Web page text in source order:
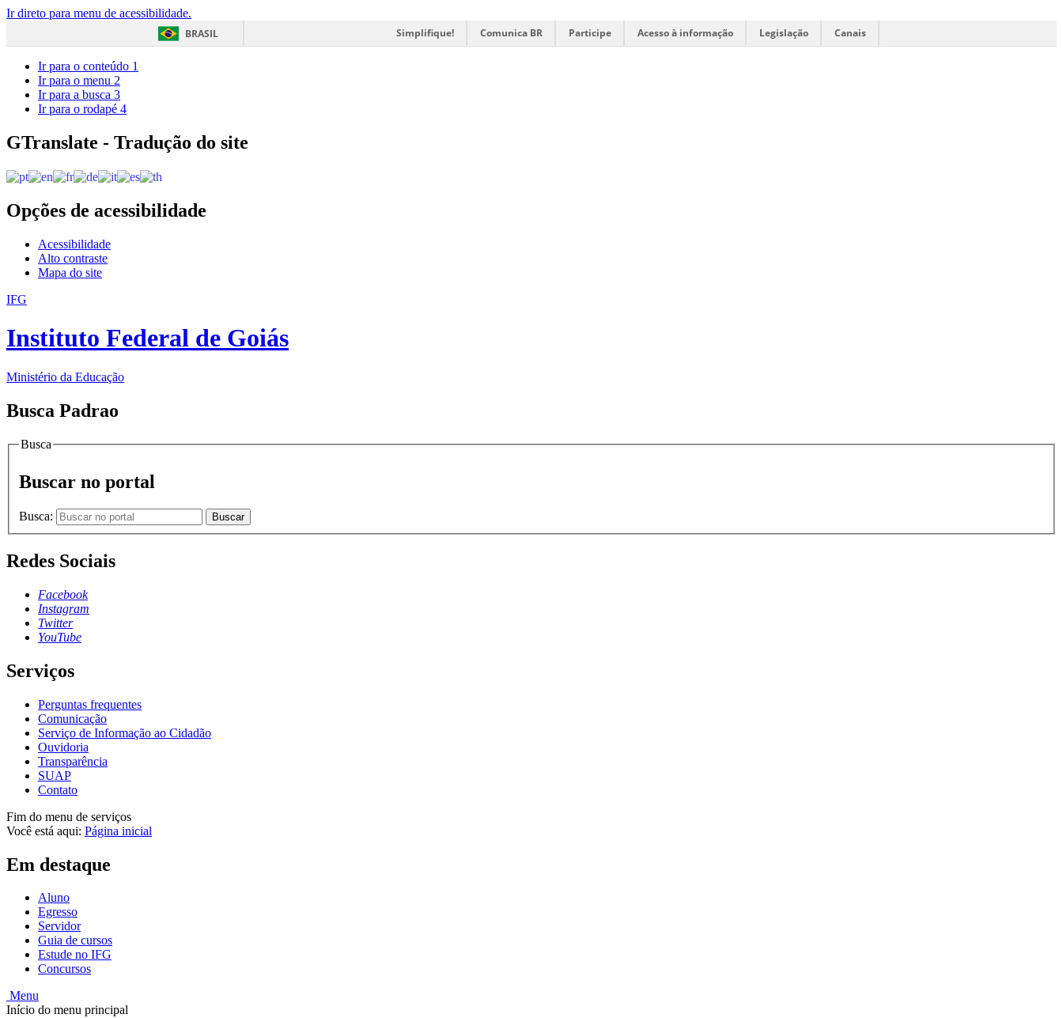
Ir direto para menu de acessibilidade.
BRASIL
Simplifique! Comunica BR Participe Acesso à informação Legislação Canais
Ir para o conteúdo 1
Ir para o menu 2
Ir para a busca 3
Ir para o rodapé 4
GTranslate - Tradução do site
Opções de acessibilidade
Acessibilidade
Alto contraste
Mapa do site
IFG
Instituto Federal de Goiás
Ministério da Educação
Busca Padrao
Busca
Buscar no portal
Busca: Buscar
Redes Sociais
Facebook
Instagram
Twitter
YouTube
Serviços
Perguntas frequentes
Comunicação
Serviço de Informação ao Cidadão
Ouvidoria
Transparência
SUAP
Contato
Fim do menu de serviços
Você está aqui: Página inicial
Em destaque
Aluno
Egresso
Servidor
Guia de cursos
Estude no IFG
Concursos
Menu
Início do menu principal